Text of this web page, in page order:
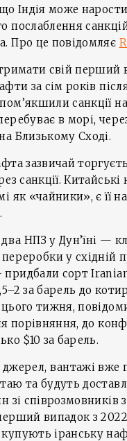
Індія може
послаблення
Про це повідомляє
свій перший
за сім років
санкції
в морі,
Близькому Сході.
зазвичай
санкції. Китайські
як «чайники», є її
НПЗ у Дун’їні —
у східній
сорт
за барель до
тижня,
порівняння, до
$10 за барель.
вантажі вже
та будуть
зі співрозмовників
випадок з
іранську